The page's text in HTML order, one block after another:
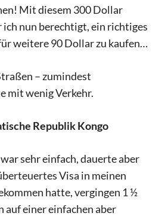
Mit diesem 300 Dollar
ich nun berechtigt, ein richtiges
weitere 90 Dollar zu kaufen…
– zumindest
mit wenig Verkehr.
Republik Kongo
sehr einfach, dauerte aber
Visa in meinen
hatte, vergingen 1 ½
auf einer einfachen aber